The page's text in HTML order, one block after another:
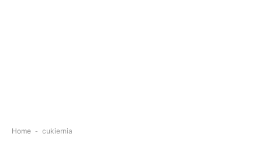
Home - cukiernia